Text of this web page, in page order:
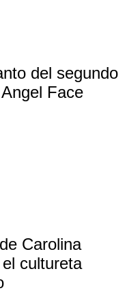
del segundo
Face
Carolina
cultureta